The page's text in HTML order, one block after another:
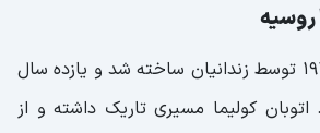
این مسیر در سال 1932 توسط زندانیان ساخته شد و یازده سال
کولیما مسیری تاریک داشته و از